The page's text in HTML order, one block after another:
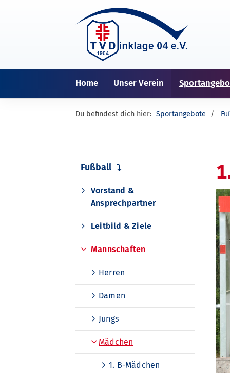
Home Unser Verein
Quicklinks
Du befindest dich hier: Sportangebote
Fußball
Vorstand &
Ansprechpartner
Leitbild & Ziele
Mannschaften
Herren
Damen
Jungs
Mädchen
1. B-Mädchen